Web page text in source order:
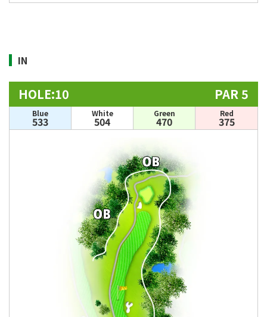
IN
HOLE:10 PAR 5
Blue
533
White
504
Green
470
Red
375